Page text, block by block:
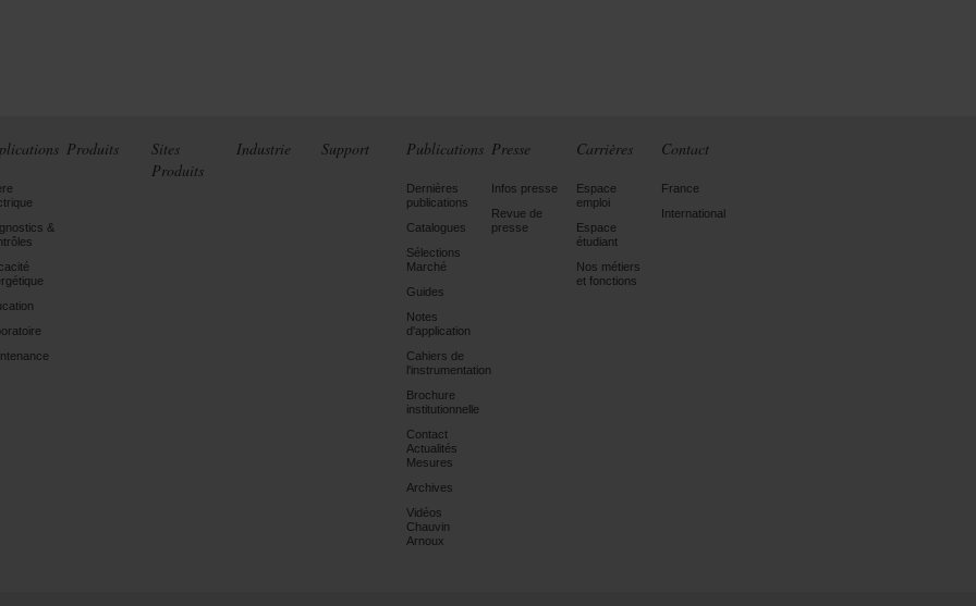
&
Produits
Sites
Produits
Industrie Support Publications
Dernières
publications
Catalogues
Sélections
Marché
Guides
Notes
d'application
Cahiers de
l'instrumentation
Brochure
institutionnelle
Contact
Actualités
Mesures
Archives
Vidéos
Chauvin
Arnoux
Presse
Infos presse
Revue de
presse
Carrières
Espace
emploi
Espace
étudiant
Nos métiers
et fonctions
Contact
France
International